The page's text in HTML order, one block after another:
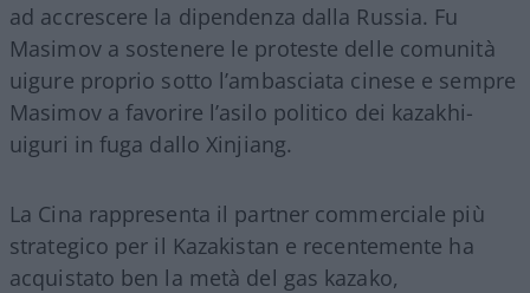
ad accrescere la dipendenza dalla Russia. Fu
Masimov a sostenere le proteste delle comunità
uigure proprio sotto l’ambasciata cinese e sempre
Masimov a favorire l’asilo politico dei kazakhi-
uiguri in fuga dallo Xinjiang.
La Cina rappresenta il partner commerciale più
strategico per il Kazakistan e recentemente ha
acquistato ben la metà del gas kazako,